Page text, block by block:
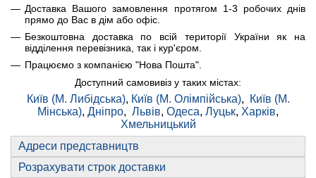
Доставка Вашого замовлення протягом 1-3 робочих днів
прямо до Вас в дім або офіс.
Безкоштовна доставка по всій території України як на
відділення перевізника, так і кур'єром.
Працюємо з компанією "Нова Пошта".
Доступний самовивіз у таких містах:
Київ (М. Либідська), Київ (М. Олімпійська),
Київ (М.
Мінська), Дніпро, Львів, Одеса, Луцьк, Харків,
Хмельницький
Адреси представництв
Розрахувати строк доставки